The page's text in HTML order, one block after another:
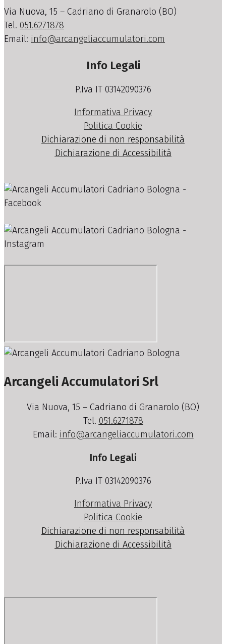
Via Nuova, 15 – Cadriano di Granarolo (BO)
Tel. 051.6271878
Email: info@arcangeliaccumulatori.com
Info Legali
P.Iva IT 03142090376
Informativa Privacy
Politica Cookie
Dichiarazione di non responsabilità
Dichiarazione di Accessibilità
Arcangeli Accumulatori Srl
Via Nuova, 15 – Cadriano di Granarolo (BO)
Tel. 051.6271878
Email: info@arcangeliaccumulatori.com
Info Legali
P.Iva IT 03142090376
Informativa Privacy
Politica Cookie
Dichiarazione di non responsabilità
Dichiarazione di Accessibilità